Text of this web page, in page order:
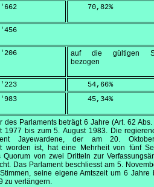
    70,82
%
auf die gültigen
bezogen
    54,66
%
    45,34
%
des Parlaments beträgt 6 Jahre (Art. 62 Abs.
1977 bis zum5. August 1983. Die
Jayewardene, der am20.
worden ist, hat eine Mehrheit von fünf
Quorum von zwei Dritteln zur
Das Parlament beschliesst am 5.
seine eigene Amtszeit um 6 Jahre
zu verlängern.